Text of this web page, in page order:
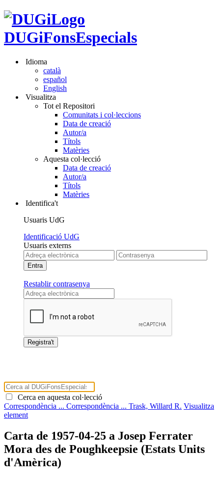
DUGiFonsEspecials
Idioma
català
español
English
Visualitza
Tot el Repositori
Comunitats i col·leccions
Data de creació
Autor/a
Títols
Matèries
Aquesta col·lecció
Data de creació
Autor/a
Títols
Matèries
Identifica't
Usuaris UdG
Identificació UdG
Usuaris externs
Restablir contrasenya
Cerca en aquesta col·lecció
Correspondència ... Correspondència ... Trask, Willard R. Visualitza
element
Carta de 1957-04-25 a Josep Ferrater
Mora des de Poughkeepsie (Estats Units
d'Amèrica)